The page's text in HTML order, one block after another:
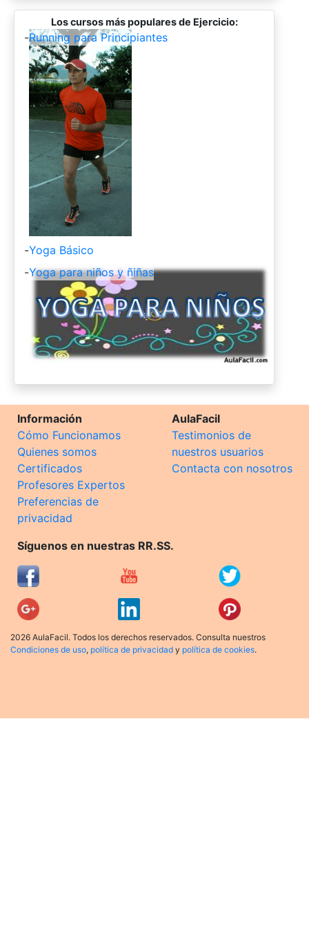
Los cursos más populares de Ejercicio:
-Running para Principiantes
-Yoga Básico
-Yoga para niños y ñiñas
Información
Cómo Funcionamos
Quienes somos
Certificados
Profesores Expertos
Preferencias de
privacidad
AulaFacil
Testimonios de
nuestros usuarios
Contacta con nosotros
Síguenos en nuestras RR.SS.
2026 AulaFacil. Todos los derechos reservados. Consulta nuestros
Condiciones de uso, política de privacidad y política de cookies.